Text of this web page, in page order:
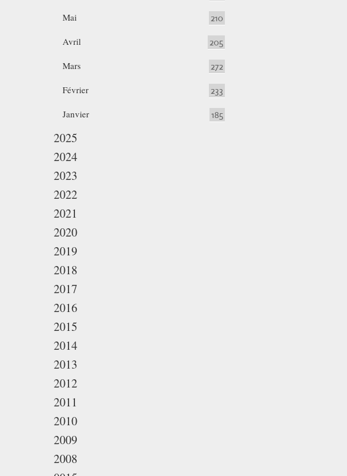
Mai 210
Avril 205
Mars 272
Février 233
Janvier 185
2025
2024
2023
2022
2021
2020
2019
2018
2017
2016
2015
2014
2013
2012
2011
2010
2009
2008